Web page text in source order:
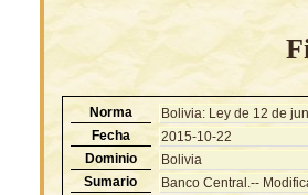
Norma
Bolivia: Ley de 12 de
Fecha
2015-10-22
Dominio
Bolivia
Sumario
Banco Central.--